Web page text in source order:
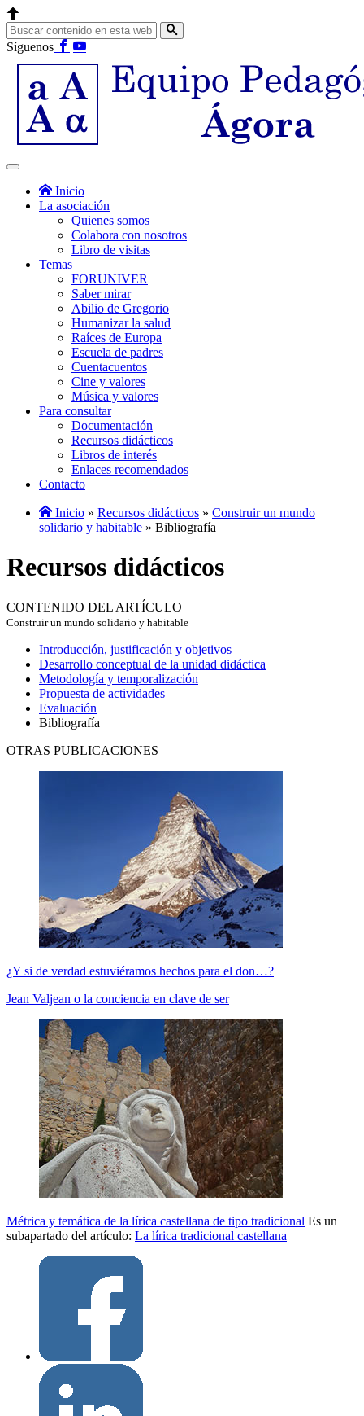
Síguenos
Inicio
La asociación
Quienes somos
Colabora con nosotros
Libro de visitas
Temas
FORUNIVER
Saber mirar
Abilio de Gregorio
Humanizar la salud
Raíces de Europa
Escuela de padres
Cuentacuentos
Cine y valores
Música y valores
Para consultar
Documentación
Recursos didácticos
Libros de interés
Enlaces recomendados
Contacto
Inicio » Recursos didácticos » Construir un mundo
solidario y habitable » Bibliografía
Recursos didácticos
CONTENIDO DEL ARTÍCULO
Construir un mundo solidario y habitable
Introducción, justificación y objetivos
Desarrollo conceptual de la unidad didáctica
Metodología y temporalización
Propuesta de actividades
Evaluación
Bibliografía
OTRAS PUBLICACIONES
¿Y si de verdad estuviéramos hechos para el don…?
Jean Valjean o la conciencia en clave de ser
Métrica y temática de la lírica castellana de tipo tradicional Es un
subapartado del artículo: La lírica tradicional castellana